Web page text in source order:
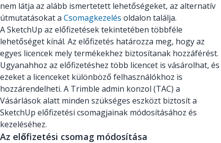
nem látja az alább ismertetett lehetőségeket, az alternatív
útmutatásokat a Csomagkezelés oldalon találja.
A SketchUp az előfizetések tekintetében többféle
lehetőséget kínál. Az előfizetés határozza meg, hogy az
egyes licencek mely termékekhez biztosítanak hozzáférést.
Ugyanahhoz az előfizetéshez több licencet is vásárolhat, és
ezeket a licenceket különböző felhasználókhoz is
hozzárendelheti. A Trimble admin konzol (TAC) a
Vásárlások alatt minden szükséges eszközt biztosít a
SketchUp előfizetési csomagjainak módosításához és
kezeléséhez.
Az előfizetési csomag módosítása